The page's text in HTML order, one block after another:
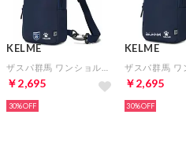
KELME
￥2,695
30%
KELME
￥2,695
30%